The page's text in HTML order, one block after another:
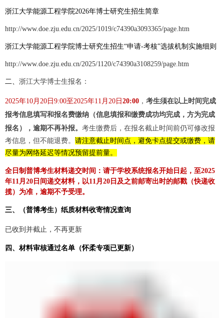
浙江大学能源工程学院2026年博士研究生招生简章
http://www.doe.zju.edu.cn/2025/1019/c74390a3093365/page.htm
浙江大学能源工程学院博士研究生招生“申请-考核”选拔机制实施细则
http://www.doe.zju.edu.cn/2025/1120/c74390a3108259/page.htm
二、 浙江大学博士生报名：
2025年10月 20 日9:00至2025年11 月 20 日 20:00 ， 考生须在以上时间完成
报考信息填写和报名费缴纳（信息填报和缴费成功均完成，方为完成
报名），逾期不再补报。 考生缴费后，在报名截止时间前仍可修改报
考信息，但不能退费。 请注意截止时间点，避免卡点提交或缴费，请
尽量为网络延迟等情况预留提前量。
全日制普博考生材料递交时间：请于学校系统报名开始日起，至2025
年11月20日间递交材料，以11月20日及之前邮寄出时的邮戳（快递收
揽）为准，逾期不予受理。
三、（普博考生）纸质材料收寄情况查询
已收到并截止，不再更新
四、材料审核通过名单（怀柔专项已更新）